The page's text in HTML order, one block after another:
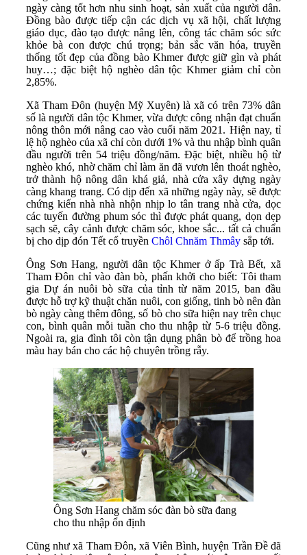
ngày càng tốt hơn nhu sinh hoạt, sản xuất của người dân.
Đồng bào được tiếp cận các dịch vụ xã hội, chất lượng
giáo dục, đào tạo được nâng lên, công tác chăm sóc sức
khỏe bà con được chú trọng; bản sắc văn hóa, truyền
thống tốt đẹp của đồng bào Khmer được giữ gìn và phát
huy…; đặc biệt hộ nghèo dân tộc Khmer giảm chỉ còn
2,85%.
Xã Tham Đôn (huyện Mỹ Xuyên) là xã có trên 73% dân
số là người dân tộc Khmer, vừa được công nhận đạt chuẩn
nông thôn mới nâng cao vào cuối năm 2021. Hiện nay, tỉ
lệ hộ nghèo của xã chỉ còn dưới 1% và thu nhập bình quân
đầu người trên 54 triệu đồng/năm. Đặc biệt, nhiều hộ từ
nghèo khó, nhờ chăm chỉ làm ăn đã vươn lên thoát nghèo,
trở thành hộ nông dân khá giả, nhà cửa xây dựng ngày
càng khang trang. Có dịp đến xã những ngày này, sẽ được
chứng kiến nhà nhà nhộn nhịp lo tân trang nhà cửa, dọc
các tuyến đường phum sóc thì được phát quang, dọn dẹp
sạch sẽ, cây cảnh được chăm sóc, khoe sắc... tất cả chuẩn
bị cho dịp đón Tết cổ truyền Chôl Chnăm Thmây sắp tới.
Ông Sơn Hang, người dân tộc Khmer ở ấp Trà Bết, xã
Tham Đôn chỉ vào đàn bò, phấn khởi cho biết: Tôi tham
gia Dự án nuôi bò sữa của tỉnh từ năm 2015, ban đầu
được hỗ trợ kỹ thuật chăn nuôi, con giống, tinh bò nên đàn
bò ngày càng thêm đông, số bò cho sữa hiện nay trên chục
con, bình quân mỗi tuần cho thu nhập từ 5-6 triệu đồng.
Ngoài ra, gia đình tôi còn tận dụng phân bò để trồng hoa
màu hay bán cho các hộ chuyên trồng rẫy.
Ông Sơn Hang chăm sóc đàn bò sữa đang
cho thu nhập ổn định
Cũng như xã Tham Đôn, xã Viên Bình, huyện Trần Đề đã